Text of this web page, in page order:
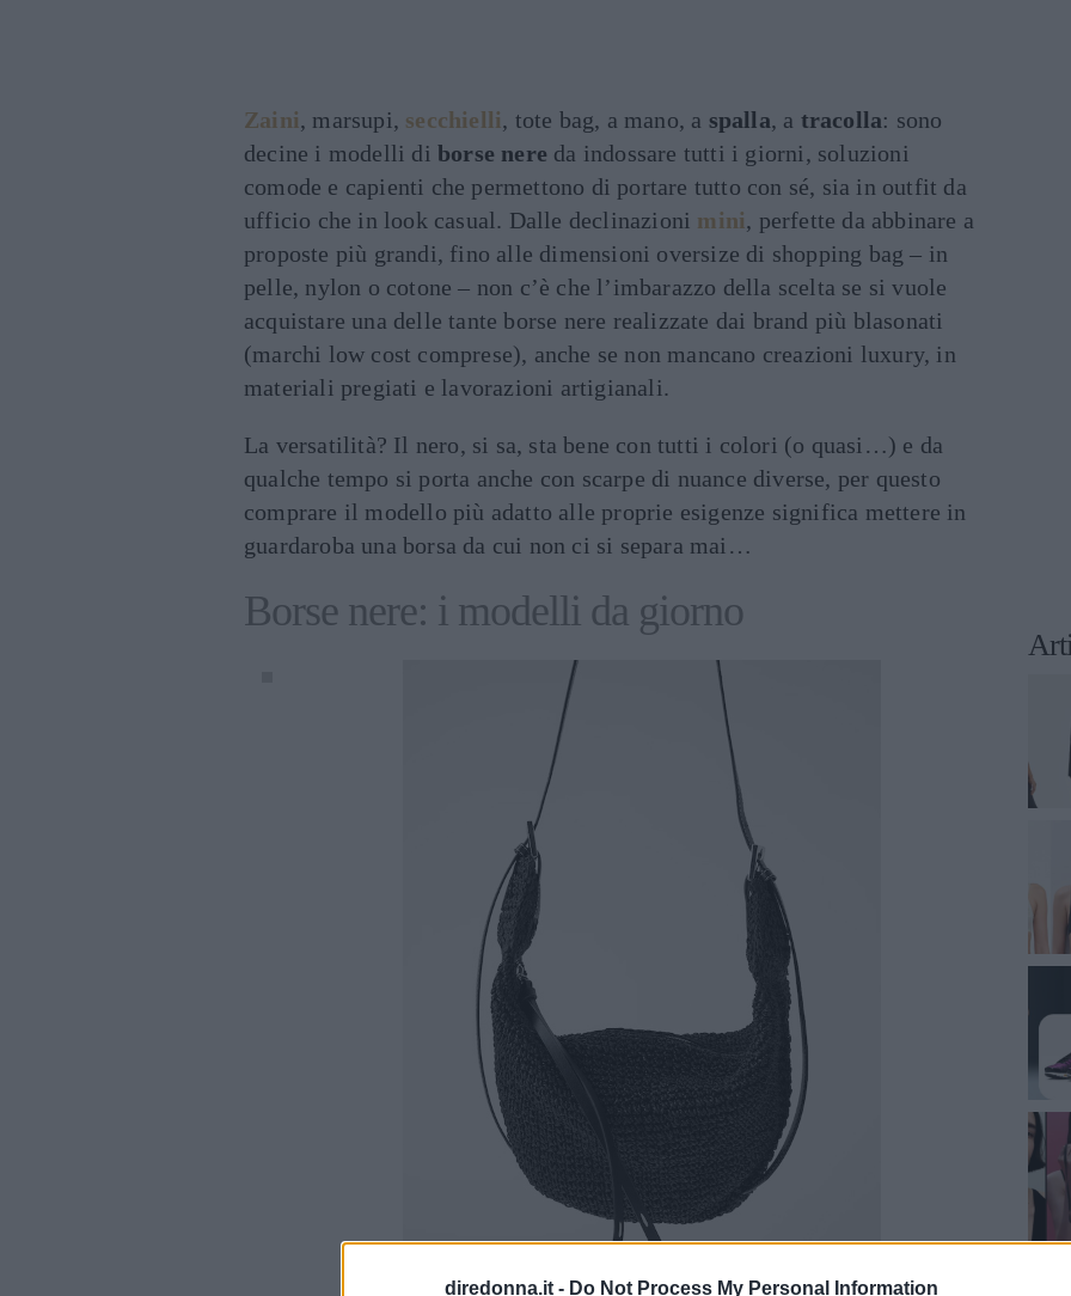
diredonna.it - Do Not Process My Personal Information
Zaini, marsupi, secchielli, tote bag, a mano, a spalla, a tracolla: sono
decine i modelli di borse nere da indossare tutti i giorni, soluzioni
comode e capienti che permettono di portare tutto con sé, sia in outfit da
ufficio che in look casual. Dalle declinazioni mini, perfette da abbinare a
proposte più grandi, fino alle dimensioni oversize di shopping bag – in
pelle, nylon o cotone – non c’è che l’imbarazzo della scelta se si vuole
acquistare una delle tante borse nere realizzate dai brand più blasonati
(marchi low cost comprese), anche se non mancano creazioni luxury, in
materiali pregiati e lavorazioni artigianali.
La versatilità? Il nero, si sa, sta bene con tutti i colori (o quasi…) e da
qualche tempo si porta anche con scarpe di nuance diverse, per questo
comprare il modello più adatto alle proprie esigenze significa mettere in
guardaroba una borsa da cui non ci si separa mai…
Borse nere: i modelli da giorno